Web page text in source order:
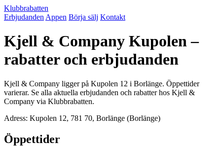
Klubbrabatten
Erbjudanden Appen Börja sälj Kontakt
Kjell & Company Kupolen –
rabatter och erbjudanden
Kjell & Company ligger på Kupolen 12 i Borlänge. Öppettider
varierar. Se alla aktuella erbjudanden och rabatter hos Kjell &
Company via Klubbrabatten.
Adress: Kupolen 12, 781 70, Borlänge (Borlänge)
Öppettider